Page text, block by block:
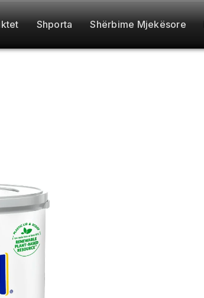
Shporta Shërbime Mjekësore